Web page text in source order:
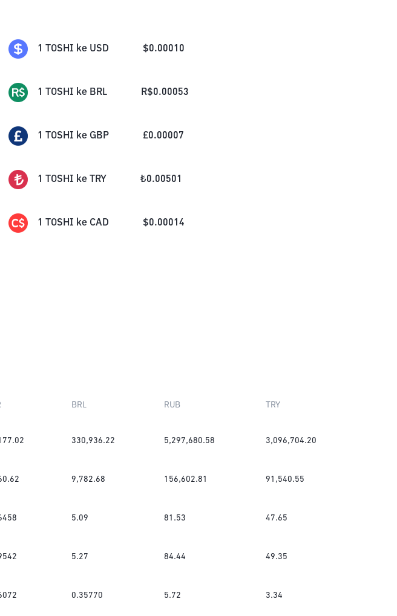
1 TOSHI ke USD $0.00010
1 TOSHI ke BRL R$0.00053
1 TOSHI ke GBP £0.00007
1 TOSHI ke TRY ₺0.00501
1 TOSHI ke CAD $0.00014
BRL RUB TRY
330,936.22 5,297,680.58 3,096,704.20
9,782.68 156,602.81 91,540.55
5.09 81.53 47.65
5.27 84.44 49.35
0.35770 5.72 3.34